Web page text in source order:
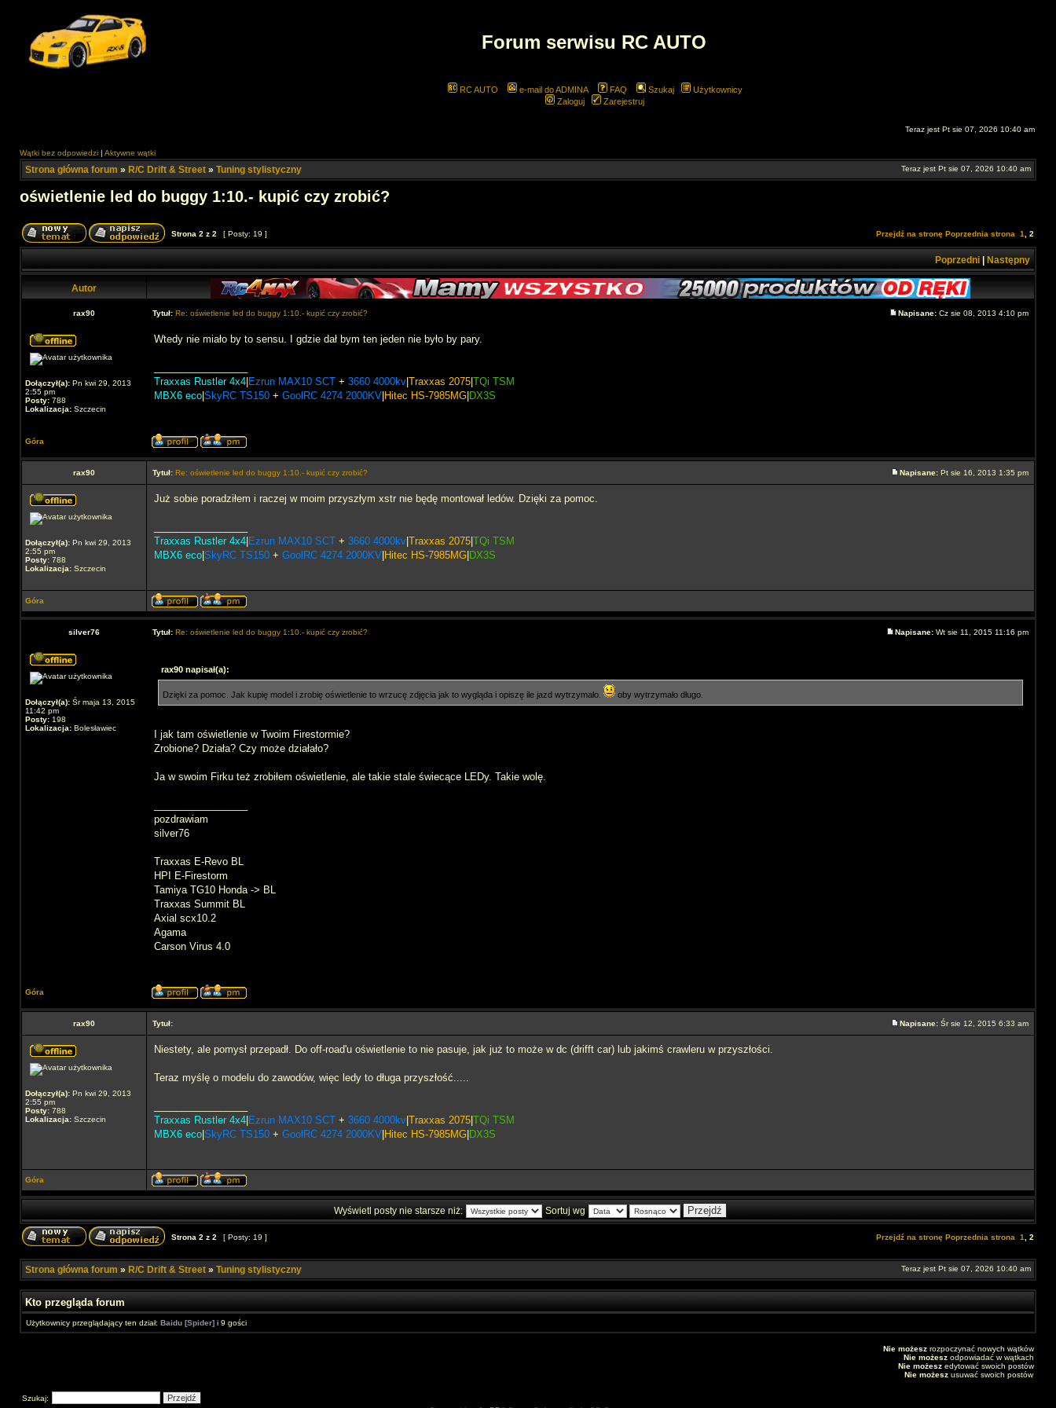
Forum serwisu RC AUTO
RC AUTO e-mail do ADMINA FAQ Szukaj
Użytkownicy
Zaloguj
Zarejestruj
Teraz jest Pt sie 07, 2026 10:40 am
Wątki bez odpowiedzi | Aktywne wątki
Strona główna forum » R/C Drift & Street » Tuning stylistyczny Teraz jest Pt sie 07, 2026 10:40 am
oświetlenie led do buggy 1:10.- kupić czy zrobić?
Strona 2 z 2 [ Posty: 19 ] Przejdź na stronę Poprzednia strona 1 2
Poprzedni Następny
Autor
rax90 Tytuł: Re: oświetlenie led do buggy 1:10.- kupić czy zrobić? Napisane: Cz sie 08, 2013 4:10 pm
Dołączył(a): Pn kwi 29, 2013
2:55 pm
Posty: 788
Lokalizacja: Szczecin
Wtedy nie miało by to sensu. I gdzie dał bym ten jeden nie było by pary.
Traxxas Rustler 4x4 Ezrun MAX10 SCT + 3660 4000kv Traxxas 2075 TQi TSM
MBX6 eco SkyRC TS150 + GoolRC 4274 2000KV Hitec HS-7985MG DX3S
Góra
rax90 Tytuł: Re: oświetlenie led do buggy 1:10.- kupić czy zrobić? Napisane: Pt sie 16, 2013 1:35 pm
Dołączył(a): Pn kwi 29, 2013
2:55 pm
Posty: 788
Lokalizacja: Szczecin
Już sobie poradziłem i raczej w moim przyszłym xstr nie będę montował ledów. Dzięki za pomoc.
Traxxas Rustler 4x4 Ezrun MAX10 SCT + 3660 4000kv Traxxas 2075 TQi TSM
MBX6 eco SkyRC TS150 + GoolRC 4274 2000KV Hitec HS-7985MG DX3S
Góra
silver76 Tytuł: Re: oświetlenie led do buggy 1:10.- kupić czy zrobić? Napisane: Wt sie 11, 2015 11:16 pm
Dołączył(a): Śr maja 13, 2015
11:42 pm
Posty: 198
Lokalizacja: Bolesławiec
rax90 napisał(a):
Dzięki za pomoc. Jak kupię model i zrobię oświetlenie to wrzucę zdjęcia jak to wygląda i opiszę ile jazd wytrzymało. oby wytrzymało długo.
I jak tam oświetlenie w Twoim Firestormie?
Zrobione? Działa? Czy może działało?
Ja w swoim Firku też zrobiłem oświetlenie, ale takie stale świecące LEDy. Takie wolę.
pozdrawiam
silver76
Traxxas E-Revo BL
HPI E-Firestorm
Tamiya TG10 Honda -> BL
Traxxas Summit BL
Axial scx10.2
Agama
Carson Virus 4.0
Góra
rax90 Tytuł: Napisane: Śr sie 12, 2015 6:33 am
Dołączył(a): Pn kwi 29, 2013
2:55 pm
Posty: 788
Lokalizacja: Szczecin
Niestety, ale pomysł przepadł. Do off-road'u oświetlenie to nie pasuje, jak już to może w dc (drifft car) lub jakimś crawleru w przyszłości.
Teraz myślę o modelu do zawodów, więc ledy to długa przyszłość.....
Traxxas Rustler 4x4 Ezrun MAX10 SCT + 3660 4000kv Traxxas 2075 TQi TSM
MBX6 eco SkyRC TS150 + GoolRC 4274 2000KV Hitec HS-7985MG DX3S
Góra
Wyświetl posty nie starsze niż: Sortuj wg
Strona 2 z 2 [ Posty: 19 ] Przejdź na stronę Poprzednia strona 1 2
Strona główna forum » R/C Drift & Street » Tuning stylistyczny Teraz jest Pt sie 07, 2026 10:40 am
Kto przegląda forum
Użytkownicy przeglądający ten dział: Baidu [Spider] i 9 gości
Nie możesz rozpoczynać nowych wątków
Nie możesz odpowiadać w wątkach
Nie możesz edytować swoich postów
Nie możesz usuwać swoich postów
Szukaj: